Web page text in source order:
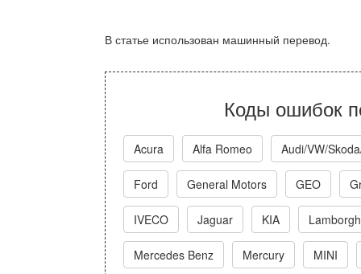
В статье использован машинный перевод.
Коды ошибок
Acura Alfa Romeo Audi/VW/
Ford General Motors GEO
IVECO Jaguar KIA
Mercedes Benz Mercury MINI